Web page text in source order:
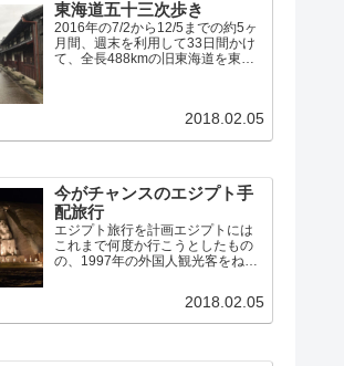
東海道五十三次歩き
2016年の7/2から12/5までの約5ヶ
月間、週末を利用して33日間かけ
て、全長488kmの旧東海道を東京
答） 7/2: 日本橋→品川宿 7/…
2018.02.05
今がチャンスのエジプト手
配旅行
エジプト旅行を計画エジプトには
これまで何度か行こうとしたもの
の、1997年の外国人観光客をねら
らくは行けそうにないなあと思え
る事件が何かしら起きていまし
2018.02.05